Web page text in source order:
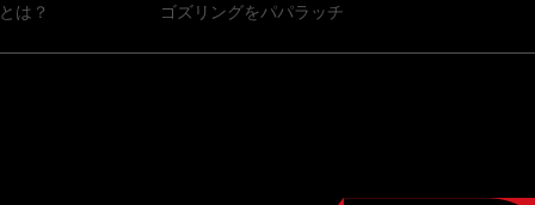
ゴズリングをパパラッチ
は？